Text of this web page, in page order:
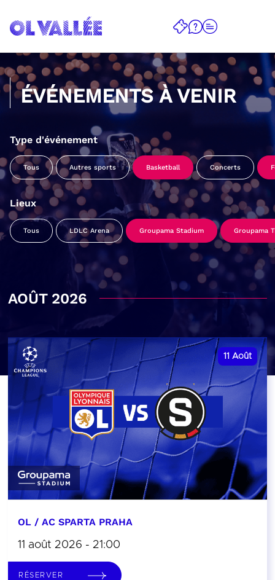
ÉVÉNEMENTS À VENIR
Type d'événement
Tous Autres sports Basketball Concerts
Lieux
Tous LDLC Arena Groupama Stadium Groupama
AOÛT 2026
11 Août
OL / AC SPARTA PRAHA
11 août 2026 - 21:00
RÉSERVER